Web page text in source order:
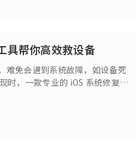
具帮你高效救设备
难免会遇到系统故障，如设备死
时，一款专业的 iOS 系统修复软